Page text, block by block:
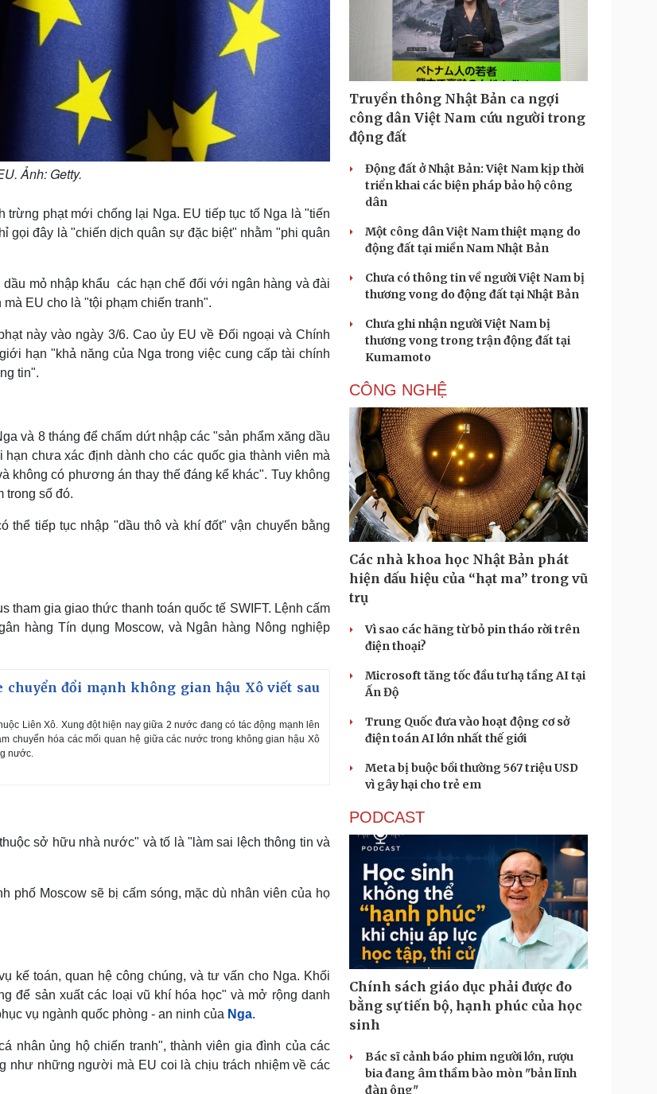
Ảnh: Getty.
phạt mới chống lại Nga. EU tiếp tục tố Nga là "tiến
gọi đây là "chiến dịch quân sự đặc biệt" nhằm "phi quân
mỏ nhập khẩu các hạn chế đối với ngân hàng và đài
EU cho là "tội phạm chiến tranh".
này vào ngày 3/6. Cao ủy EU về Đối ngoại và Chính
hạn "khả năng của Nga trong việc cung cấp tài chính
tin".
và 8 tháng để chấm dứt nhập các "sản phẩm xăng dầu
chưa xác định dành cho các quốc gia thành viên mà
không có phương án thay thế đáng kể khác". Tuy không
trong số đó.
tiếp tục nhập "dầu thô và khí đốt" vận chuyển bằng
tham gia giao thức thanh toán quốc tế SWIFT. Lệnh cấm
hàng Tín dụng Moscow, và Ngân hàng Nông nghiệp
chuyển đổi mạnh không gian hậu Xô viết sau
Liên Xô. Xung đột hiện nay giữa 2 nước đang có tác động mạnh lên
chuyển hóa các mối quan hệ giữa các nước trong không gian hậu Xô
nước.
sở hữu nhà nước" và tố là "làm sai lệch thông tin và
phố Moscow sẽ bị cấm sóng, mặc dù nhân viên của họ
kế toán, quan hệ công chúng, và tư vấn cho Nga. Khối
để sản xuất các loại vũ khí hóa học" và mở rộng danh
vụ ngành quốc phòng - an ninh của Nga.
nhân ủng hộ chiến tranh", thành viên gia đình của các
như những người mà EU coi là chịu trách nhiệm về các
Truyền thông Nhật Bản ca ngợi
công dân Việt Nam cứu người trong
động đất
Động đất ở Nhật Bản: Việt Nam kịp thời
triển khai các biện pháp bảo hộ công
dân
Một công dân Việt Nam thiệt mạng do
động đất tại miền Nam Nhật Bản
Chưa có thông tin về người Việt Nam bị
thương vong do động đất tại Nhật Bản
Chưa ghi nhận người Việt Nam bị
thương vong trong trận động đất tại
Kumamoto
CÔNG NGHỆ
Các nhà khoa học Nhật Bản phát
hiện dấu hiệu của “hạt ma” trong vũ
trụ
Vì sao các hãng từ bỏ pin tháo rời trên
điện thoại?
Microsoft tăng tốc đầu tư hạ tầng AI tại
Ấn Độ
Trung Quốc đưa vào hoạt động cơ sở
điện toán AI lớn nhất thế giới
Meta bị buộc bồi thường 567 triệu USD
vì gây hại cho trẻ em
PODCAST
Chính sách giáo dục phải được đo
bằng sự tiến bộ, hạnh phúc của học
sinh
Bác sĩ cảnh báo phim người lớn, rượu
bia đang âm thầm bào mòn "bản lĩnh
đàn ông"